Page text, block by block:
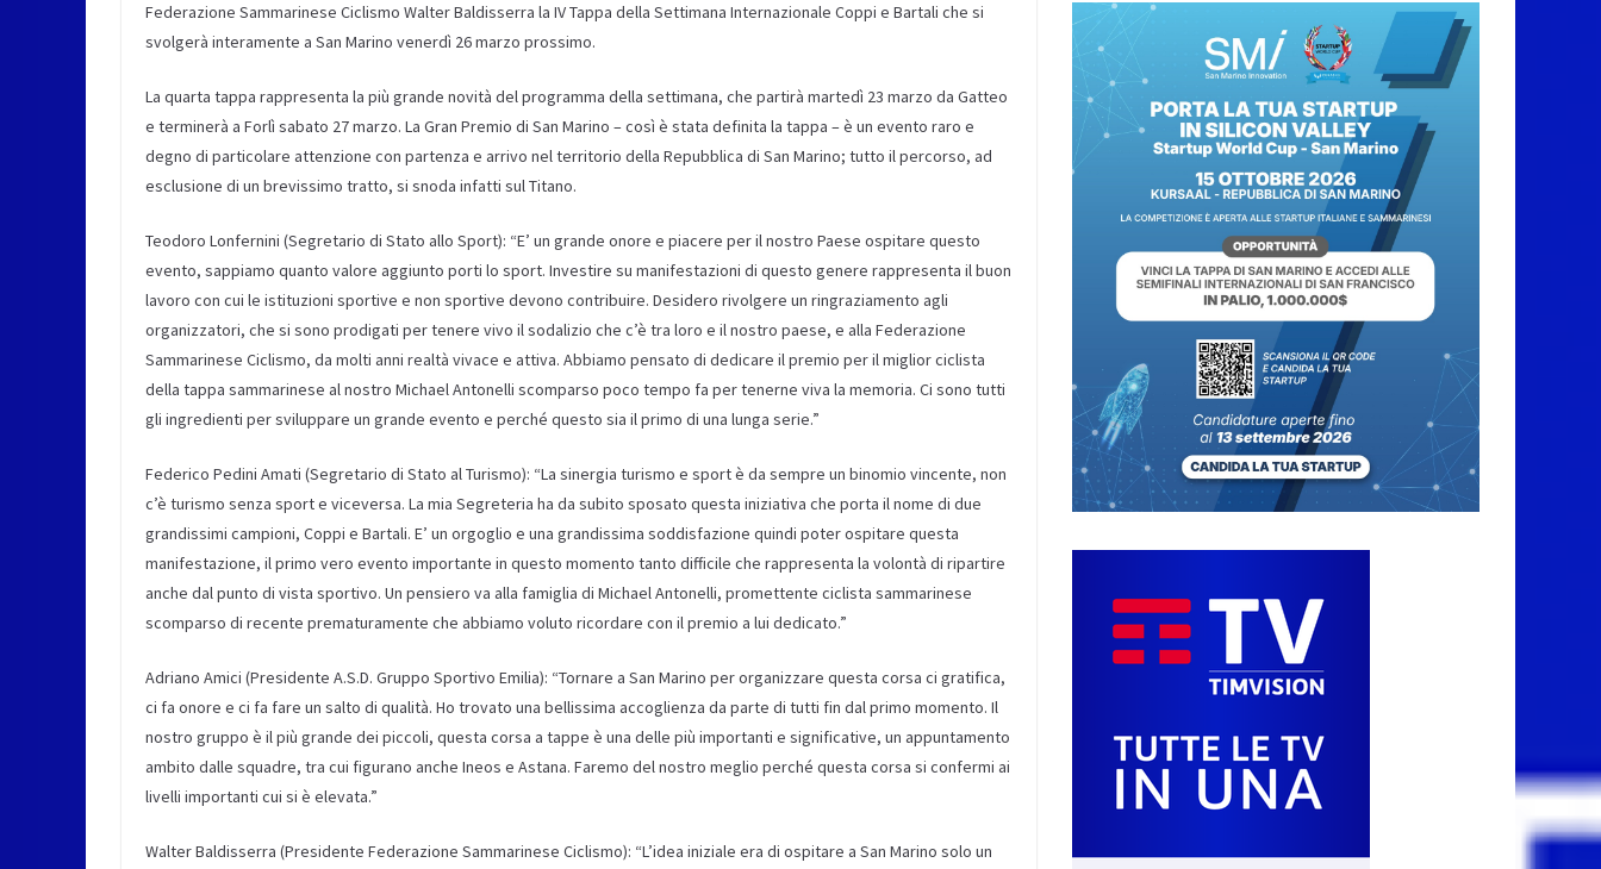
Federazione Sammarinese Ciclismo Walter Baldisserra la IV Tappa della Settimana Internazionale Coppi e Bartali che si
svolgerà interamente a San Marino venerdì 26 marzo prossimo.
La quarta tappa rappresenta la più grande novità del programma della settimana, che partirà martedì 23 marzo da Gatteo
e terminerà a Forlì sabato 27 marzo. La Gran Premio di San Marino – così è stata definita la tappa – è un evento raro e
degno di particolare attenzione con partenza e arrivo nel territorio della Repubblica di San Marino; tutto il percorso, ad
esclusione di un brevissimo tratto, si snoda infatti sul Titano.
Teodoro Lonfernini (Segretario di Stato allo Sport): “E’ un grande onore e piacere per il nostro Paese ospitare questo
evento, sappiamo quanto valore aggiunto porti lo sport. Investire su manifestazioni di questo genere rappresenta il buon
lavoro con cui le istituzioni sportive e non sportive devono contribuire. Desidero rivolgere un ringraziamento agli
organizzatori, che si sono prodigati per tenere vivo il sodalizio che c’è tra loro e il nostro paese, e alla Federazione
Sammarinese Ciclismo, da molti anni realtà vivace e attiva. Abbiamo pensato di dedicare il premio per il miglior ciclista
della tappa sammarinese al nostro Michael Antonelli scomparso poco tempo fa per tenerne viva la memoria. Ci sono tutti
gli ingredienti per sviluppare un grande evento e perché questo sia il primo di una lunga serie.”
Federico Pedini Amati (Segretario di Stato al Turismo): “La sinergia turismo e sport è da sempre un binomio vincente, non
c’è turismo senza sport e viceversa. La mia Segreteria ha da subito sposato questa iniziativa che porta il nome di due
grandissimi campioni, Coppi e Bartali. E’ un orgoglio e una grandissima soddisfazione quindi poter ospitare questa
manifestazione, il primo vero evento importante in questo momento tanto difficile che rappresenta la volontà di ripartire
anche dal punto di vista sportivo. Un pensiero va alla famiglia di Michael Antonelli, promettente ciclista sammarinese
scomparso di recente prematuramente che abbiamo voluto ricordare con il premio a lui dedicato.”
Adriano Amici (Presidente A.S.D. Gruppo Sportivo Emilia): “Tornare a San Marino per organizzare questa corsa ci gratifica,
ci fa onore e ci fa fare un salto di qualità. Ho trovato una bellissima accoglienza da parte di tutti fin dal primo momento. Il
nostro gruppo è il più grande dei piccoli, questa corsa a tappe è una delle più importanti e significative, un appuntamento
ambito dalle squadre, tra cui figurano anche Ineos e Astana. Faremo del nostro meglio perché questa corsa si confermi ai
livelli importanti cui si è elevata.”
Walter Baldisserra (Presidente Federazione Sammarinese Ciclismo): “L’idea iniziale era di ospitare a San Marino solo un
Caccuri celebra
Roberto Sergio:
cittadinanza onoraria,
chiavi della città e
premio alla carriera
7 Agosto 2026